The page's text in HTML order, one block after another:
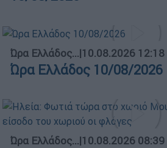
Ώρα Ελλάδος...|10.08.2026 12:18
Ώρα Ελλάδος 10/08/2026
Ώρα Ελλάδος...|10.08.2026 08:39